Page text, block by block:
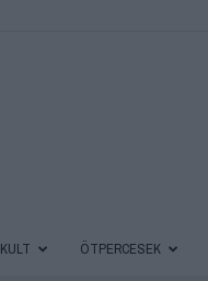
KULT ÖTPERCESEK